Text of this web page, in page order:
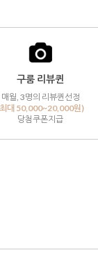
구룸 리뷰퀸
매월, 3명의 리뷰퀸선정
대 50,000~20,000원)
당첨쿠폰지급